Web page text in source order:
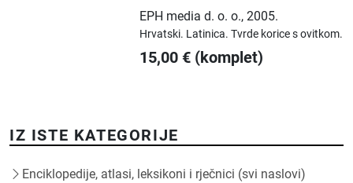
EPH media d. o. o.,2005.
Hrvatski. Latinica.Tvrde korice s ovitkom.
15,00 € (komplet)
IZ ISTE KATEGORIJE
Enciklopedije, atlasi, leksikoni i rječnici (svi naslovi)